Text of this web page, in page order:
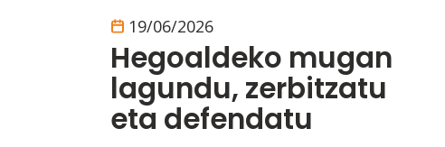
19/06/2026
Hegoaldeko mugan
lagundu, zerbitzatu
eta defendatu